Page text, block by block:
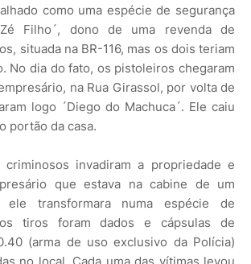
como uma espécie de segurança
Filho´, dono de uma revenda de
situada na BR-116, mas os dois teriam
No dia do fato, os pistoleiros chegaram
na Rua Girassol, por volta de
logo ´Diego do Machuca´. Ele caiu
portão da casa.
criminosos invadiram a propriedade e
que estava na cabine de um
ele transformara numa espécie de
tiros foram dados e cápsulas de
(arma de uso exclusivo da Polícia)